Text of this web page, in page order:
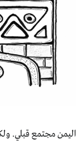
اليمن مجتمع قبلي.